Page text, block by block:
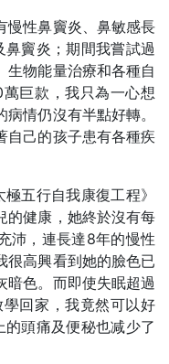
慢性鼻竇炎、鼻敏感長
竇炎；期間我嘗試過
生物能量治療和各種自
巨款，我只為一心想
情仍沒有半點好轉。
自己的孩子患有各種疾
五行自我康復工程》
的健康，她終於沒有每
沛，連長達8年的慢性
很高興看到她的臉色已
暗色。而即使失眠超過
回家，我竟然可以好
頭痛及便秘也减少了